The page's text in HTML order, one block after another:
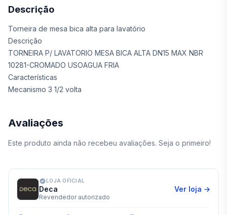
Descrição
Torneira de mesa bica alta para lavatório
Descrição
TORNEIRA P/ LAVATORIO MESA BICA ALTA DN15 MAX NBR
10281-CROMADO USOAGUA FRIA
Características
Mecanismo 3 1/2 volta
Avaliações
Este produto ainda não recebeu avaliações. Seja o primeiro!
LOJA OFICIAL
Deca
Revendedor autorizado
Ver loja →